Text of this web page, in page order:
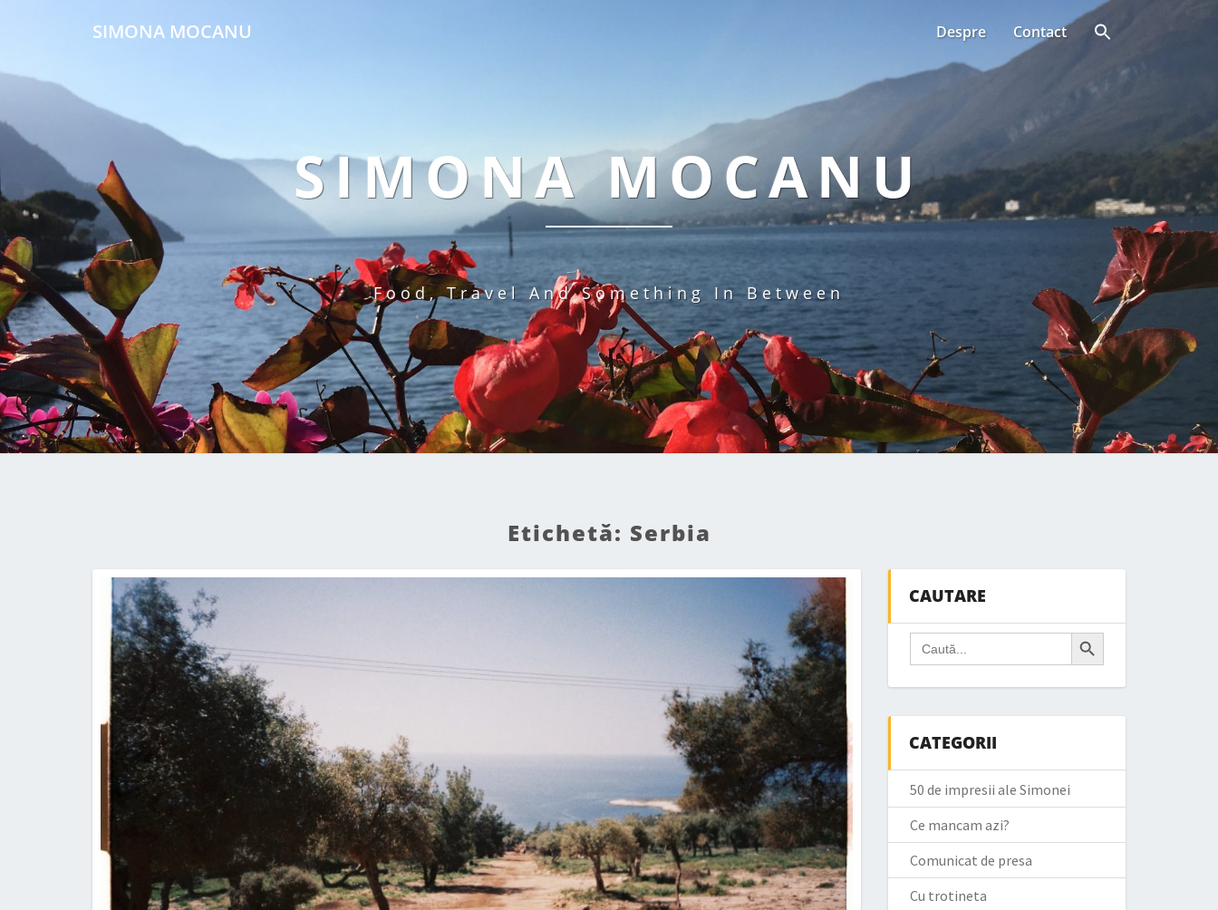
SIMONA MOCANU Despre Contact
SIMONA MOCANU
Food, Travel And Something In Between
Etichetă: Serbia
CAUTARE
Search
for:
Search Button
CATEGORII
50 de impresii ale Simonei
Ce mancam azi?
Comunicat de presa
Cu trotineta